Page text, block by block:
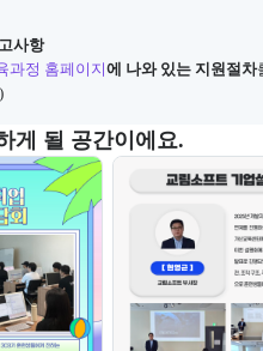
사항
상세 설명 및 참고 링크가 포함된다.
과정 홈페이지에 나와 있는 지원절차
게 될 공간이에요.
진을 목록으로 보여준다.